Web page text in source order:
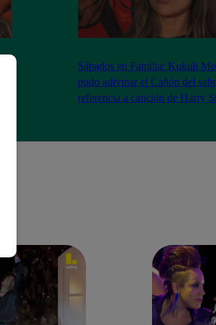
Sábados en Familia: Kukuli
pudo adivinar el Cañón del
referencia a canción de Harry